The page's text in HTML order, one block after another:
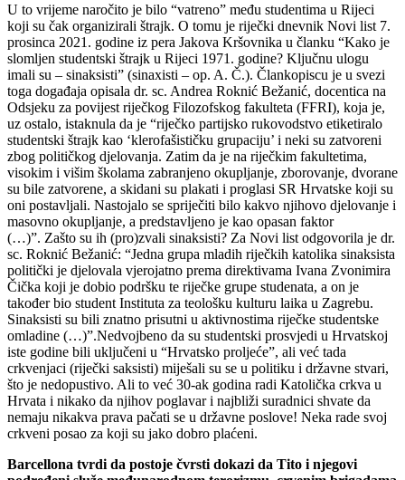
U to vrijeme naročito je bilo “vatreno” među studentima u Rijeci
koji su čak organizirali štrajk. O tomu je riječki dnevnik Novi list 7.
prosinca 2021. godine iz pera Jakova Kršovnika u članku “Kako je
slomljen studentski štrajk u Rijeci 1971. godine? Ključnu ulogu
imali su – sinaksisti” (sinaxisti – op. A. Č.). Člankopiscu je u svezi
toga događaja opisala dr. sc. Andrea Roknić Bežanić, docentica na
Odsjeku za povijest riječkog Filozofskog fakulteta (FFRI), koja je,
uz ostalo, istaknula da je “riječko partijsko rukovodstvo etiketiralo
studentski štrajk kao ‘klerofašističku grupaciju’ i neki su zatvoreni
zbog političkog djelovanja. Zatim da je na riječkim fakultetima,
visokim i višim školama zabranjeno okupljanje, zborovanje, dvorane
su bile zatvorene, a skidani su plakati i proglasi SR Hrvatske koji su
oni postavljali. Nastojalo se spriječiti bilo kakvo njihovo djelovanje i
masovno okupljanje, a predstavljeno je kao opasan faktor
(…)”. Zašto su ih (pro)zvali sinaksisti? Za Novi list odgovorila je dr.
sc. Roknić Bežanić: “Jedna grupa mladih riječkih katolika sinaksista
politički je djelovala vjerojatno prema direktivama Ivana Zvonimira
Čička koji je dobio podršku te riječke grupe studenata, a on je
također bio student Instituta za teološku kulturu laika u Zagrebu.
Sinaksisti su bili znatno prisutni u aktivnostima riječke studentske
omladine (…)”.Nedvojbeno da su studentski prosvjedi u Hrvatskoj
iste godine bili uključeni u “Hrvatsko proljeće”, ali već tada
crkvenjaci (riječki saksisti) miješali su se u politiku i državne stvari,
što je nedopustivo. Ali to već 30-ak godina radi Katolička crkva u
Hrvata i nikako da njihov poglavar i najbliži suradnici shvate da
nemaju nikakva prava pačati se u državne poslove! Neka rade svoj
crkveni posao za koji su jako dobro plaćeni.
Barcellona tvrdi da postoje čvrsti dokazi da Tito i njegovi